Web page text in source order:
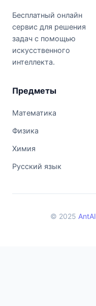
Бесплатный онлайн
сервис для решения
задач с помощью
искусственного
интеллекта.
Предметы
Математика
Физика
Химия
Русский язык
© 2025 AntAI